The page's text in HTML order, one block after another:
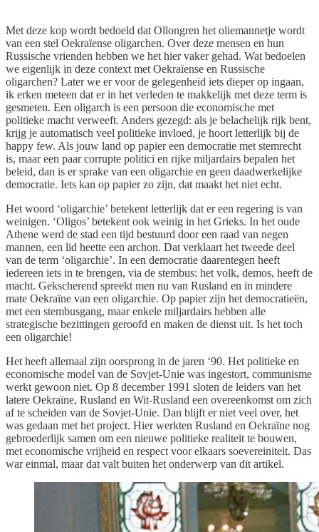
Met deze kop wordt bedoeld dat Ollongren het oliemannetje wordt
van een stel Oekraïense oligarchen. Over deze mensen en hun
Russische vrienden hebben we het hier vaker gehad. Wat bedoelen
we eigenlijk in deze context met Oekraïense en Russische
oligarchen? Later we er voor de gelegenheid iets dieper op ingaan,
ik erken meteen dat er in het verleden te makkelijk met deze term is
gesmeten. Een oligarch is een persoon die economische met
politieke macht verweeft. Anders gezegd: als je belachelijk rijk bent,
krijg je automatisch veel politieke invloed, je hoort letterlijk bij de
happy few. Als jouw land op papier een democratie met stemrecht
is, maar een paar corrupte politici en rijke miljardairs bepalen het
beleid, dan is er sprake van een oligarchie en geen daadwerkelijke
democratie. Iets kan op papier zo zijn, dat maakt het niet echt.
Het woord ‘oligarchie’ betekent letterlijk dat er een regering is van
weinigen. ‘Oligos’ betekent ook weinig in het Grieks. In het oude
Athene werd de stad een tijd bestuurd door een raad van negen
mannen, een lid heette een archon. Dat verklaart het tweede deel
van de term ‘oligarchie’. In een democratie daarentegen heeft
iedereen iets in te brengen, via de stembus: het volk, demos, heeft de
macht. Gekscherend spreekt men nu van Rusland en in mindere
mate Oekraïne van een oligarchie. Op papier zijn het democratieën,
met een stembusgang, maar enkele miljardairs hebben alle
strategische bezittingen geroofd en maken de dienst uit. Is het toch
een oligarchie!
Het heeft allemaal zijn oorsprong in de jaren ‘90. Het politieke en
economische model van de Sovjet-Unie was ingestort, communisme
werkt gewoon niet. Op 8 december 1991 sloten de leiders van het
latere Oekraïne, Rusland en Wit-Rusland een overeenkomst om zich
af te scheiden van de Sovjet-Unie. Dan blijft er niet veel over, het
was gedaan met het project. Hier werkten Rusland en Oekraïne nog
gebroederlijk samen om een nieuwe politieke realiteit te bouwen,
met economische vrijheid en respect voor elkaars soevereiniteit. Das
war einmal, maar dat valt buiten het onderwerp van dit artikel.